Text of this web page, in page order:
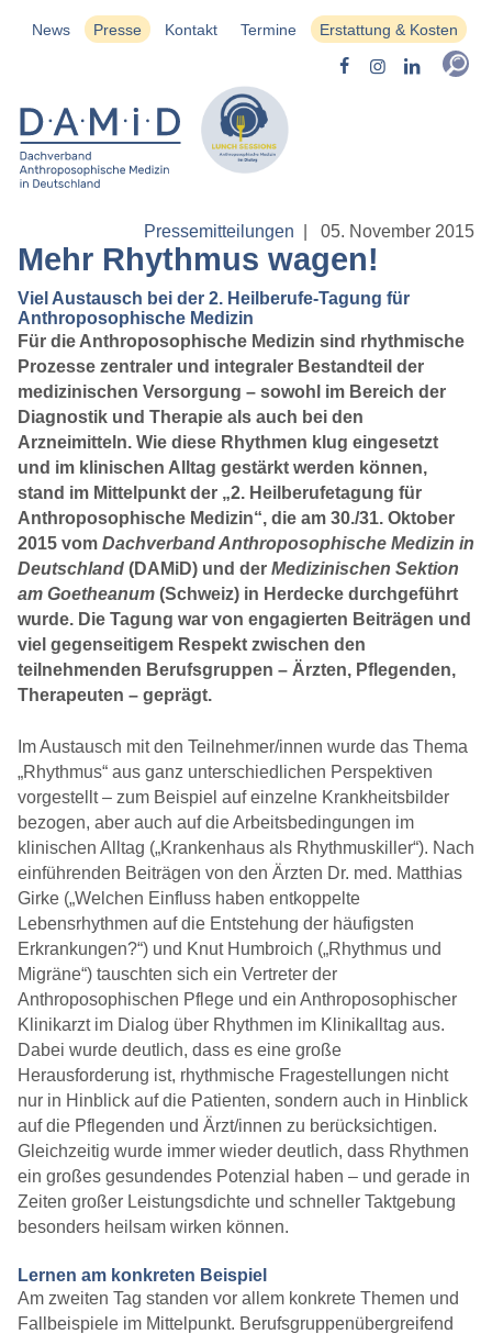
News Presse Kontakt Termine Erstattung & Kosten
Pressemitteilungen |05. November 2015
Mehr Rhythmus wagen!
Viel Austausch bei der 2. Heilberufe-Tagung für
Anthroposophische Medizin
Für die Anthroposophische Medizin sind rhythmische
Prozesse zentraler und integraler Bestandteil der
medizinischen Versorgung – sowohl im Bereich der
Diagnostik und Therapie als auch bei den
Arzneimitteln. Wie diese Rhythmen klug eingesetzt
und im klinischen Alltag gestärkt werden können,
stand im Mittelpunkt der „2. Heilberufetagung für
Anthroposophische Medizin“, die am 30./31. Oktober
2015 vom Dachverband Anthroposophische Medizin in
Deutschland(DAMiD) und der Medizinischen Sektion
am Goetheanum(Schweiz) in Herdecke durchgeführt
wurde. Die Tagung war von engagierten Beiträgen und
viel gegenseitigem Respekt zwischen den
teilnehmenden Berufsgruppen – Ärzten, Pflegenden,
Therapeuten – geprägt.
Im Austausch mit den Teilnehmer/innen wurde das Thema
„Rhythmus“ aus ganz unterschiedlichen Perspektiven
vorgestellt – zum Beispiel auf einzelne Krankheitsbilder
bezogen, aber auch auf die Arbeitsbedingungen im
klinischen Alltag („Krankenhaus als Rhythmuskiller“). Nach
einführenden Beiträgen von den Ärzten Dr. med. Matthias
Girke („Welchen Einfluss haben entkoppelte
Lebensrhythmen auf die Entstehung der häufigsten
Erkrankungen?“) und Knut Humbroich („Rhythmus und
Migräne“) tauschten sich ein Vertreter der
Anthroposophischen Pflege und ein Anthroposophischer
Klinikarzt im Dialog über Rhythmen im Klinikalltag aus.
Dabei wurde deutlich, dass es eine große
Herausforderung ist, rhythmische Fragestellungen nicht
nur in Hinblick auf die Patienten, sondern auch in Hinblick
auf die Pflegenden und Ärzt/innen zu berücksichtigen.
Gleichzeitig wurde immer wieder deutlich, dass Rhythmen
ein großes gesundendes Potenzial haben – und gerade in
Zeiten großer Leistungsdichte und schneller Taktgebung
besonders heilsam wirken können.
Lernen am konkreten Beispiel
Am zweiten Tag standen vor allem konkrete Themen und
Fallbeispiele im Mittelpunkt. Berufsgruppenübergreifend